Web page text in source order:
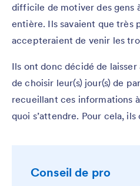
difficile de motiver des gens
entière. Ils savaient que très
accepteraient de venir les
Ils ont donc décidé de
de choisir leur(s) jour(s) de
recueillant ces informations
quoi s’attendre. Pour cela,
Conseil de pro